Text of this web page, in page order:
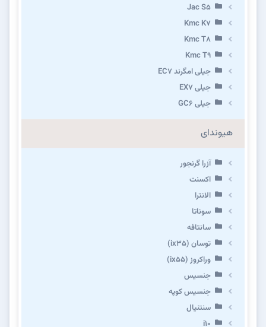
Jac S5
Kmc K7
Kmc T8
Kmc T9
جیلی امگرند EC7
جیلی EX7
جیلی GC6
هیوندای
آزرا گرنجور
اکسنت
الانترا
سوناتا
سانتافه
توسان (ix35)
وراکروز (ix55)
جنسیس
جنسیس کوپه
سنتنیال
i10